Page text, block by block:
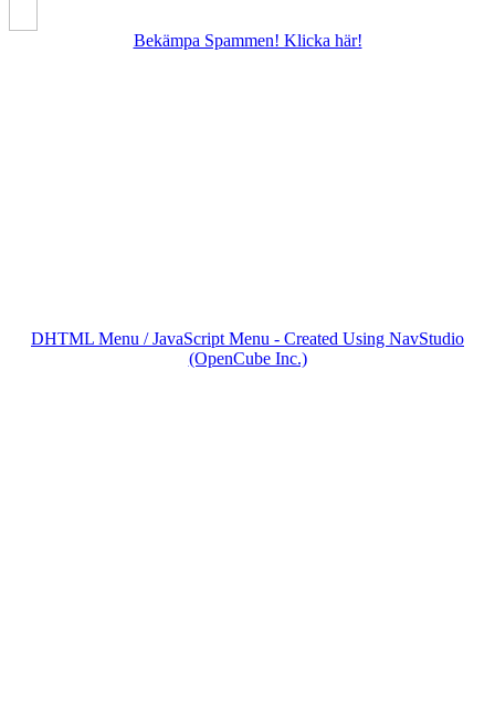
Bekämpa Spammen! Klicka här!
DHTML Menu / JavaScript Menu - Created Using NavStudio
(OpenCube Inc.)